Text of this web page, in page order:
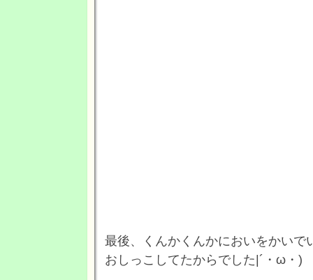
最後、くんかくんかにおいをかいで
おしっこしてたからでした|´・ω・